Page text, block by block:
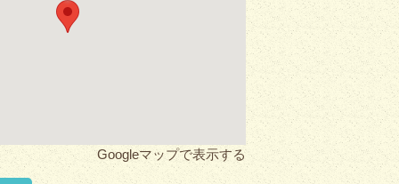
Googleマップで表示する